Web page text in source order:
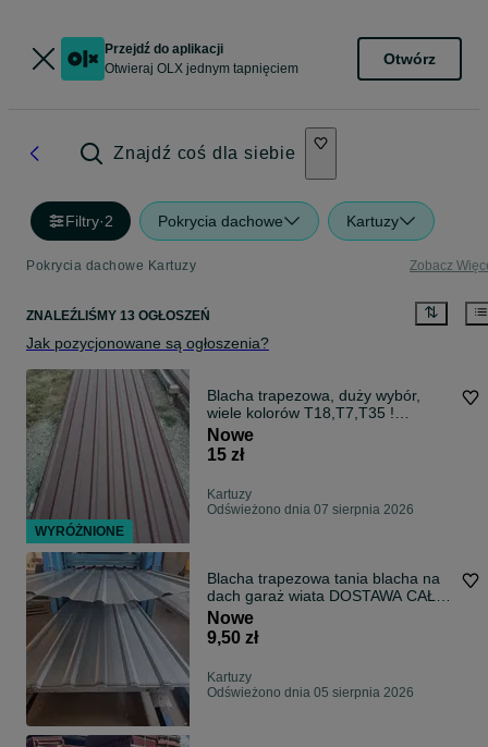
Przejdź do aplikacji
Otwieraj OLX jednym tapnięciem
Otwórz
Znajdź coś dla siebie
Filtry·2 Pokrycia dachowe Kartuzy
Pokrycia dachowe Kartuzy Zobacz
ZNALEŹLIŚMY 13 OGŁOSZEŃ
Jak pozycjonowane są ogłoszenia?
Blacha trapezowa, duży wybór,
wiele kolorów T18,T7,T35 !
Zadzwoń !
Nowe
15 zł
Kartuzy
Odświeżono dnia 07 sierpnia 2026
Blacha trapezowa tania blacha na
dach garaż wiata DOSTAWA CAŁY
KRAJ
Nowe
9,50 zł
Kartuzy
Odświeżono dnia 05 sierpnia 2026
WYRÓŻNIONE